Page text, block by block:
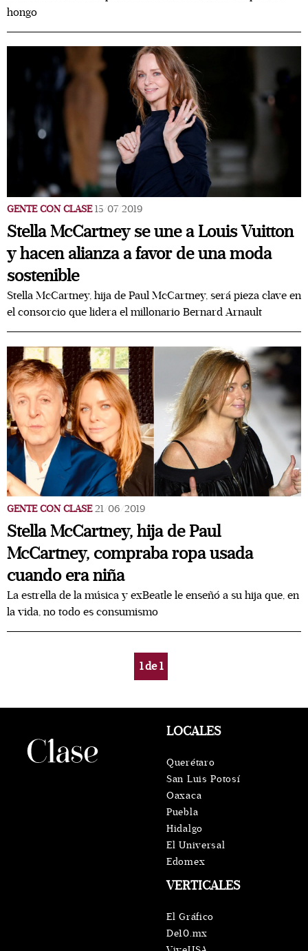
hongo
GENTE CON CLASE 15/07/2019
Stella McCartney se une a Louis Vuitton
y hacen alianza a favor de una moda
sostenible
Stella McCartney, hija de Paul McCartney, será pieza clave en
el consorcio que lidera el millonario Bernard Arnault
GENTE CON CLASE 21/06/2019
Stella McCartney, hija de Paul
McCartney, compraba ropa usada
cuando era niña
La estrella de la música y exBeatle le enseñó a su hija que, en
la vida, no todo es consumismo
1de1
VERTICALES
El Gráfico
De10.mx
LOCALES
Querétaro
San Luis Potosí
Oaxaca
Puebla
Hidalgo
El Universal
Edomex